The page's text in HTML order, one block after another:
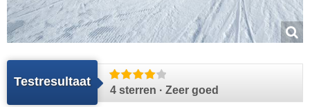
Testresultaat
4 sterren · Zeer goed